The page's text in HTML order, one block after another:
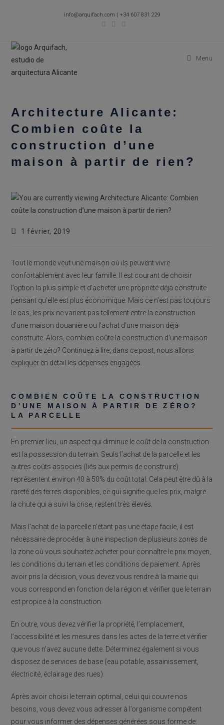
info@arquifach.com | +34 607 831 229
Menu
Architecture Alicante:
Combien coûte la
construction d’une
maison à partir de rien?
Publication
1 février, 2019
Tout le monde veut une maison où ils peuvent vivre
confortablement avec leur famille. Il est courant de choisir
l’option la plus simple et d’acheter une propriété déjà construite
pensant qu’elle est plus économique. Mais ce n’est pas toujours
le cas, les prix ne varient pas tellement entre la construction
d’une maison douanière ou l’achat d’une maison déjà
construite. Alors, combien coûte la construction d’une maison
à partir de zéro? Continuez à lire, dans ce post, nous allons
expliquer en détail les dépenses engagées.
COMBIEN COÛTE LA CONSTRUCTION
D’UNE MAISON À PARTIR DE ZÉRO?
LA PARCELLE
En premier lieu, un aspect qui diminue le coût de la construction
est la possession du terrain. Seuls l’achat de la parcelle et les
autres coûts associés (liés aux permis de construire)
représentent environ 40 à 50% du coût total. Cela peut être dû à la
rareté des terres disponibles, ce qui signifie que les prix, malgré
la chute qui a suivi la crise, restent très élevés.
Mais l’achat de la parcelle n’étant pas une étape facile, il est
nécessaire de procéder à une inspection de plusieurs zones de
la zone où vous souhaitez acheter pour connaître le prix moyen,
les conditions du terrain et les conditions de paiement. Après
avoir pris la décision, vous devez vous rendre à la mairie qui
vous correspond en fonction de la région et vérifier que le terrain
est propice à la construction.
En outre, vous devez vérifier la propriété, l’emplacement,
l’accessibilité et les mesures dans les actes de la terre et vérifier
que vous n’avez aucune dette. Déterminez également si vous
disposez de services de base (eau potable, assainissement,
électricité, éclairage des rues).
Après avoir choisi le terrain optimal, celui qui couvre nos
besoins, vous devez vous adresser à l’organisme compétent
pour vous informer des dépenses générées sous forme de: